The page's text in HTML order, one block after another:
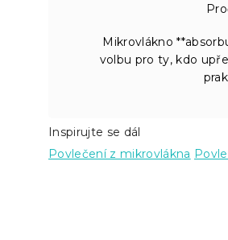
Mikrovlákno
volbu pro ty, kdo
Inspirujte se dál
Povlečení z mikrovlákna